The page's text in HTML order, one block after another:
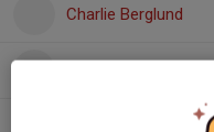
Charlie Berglund